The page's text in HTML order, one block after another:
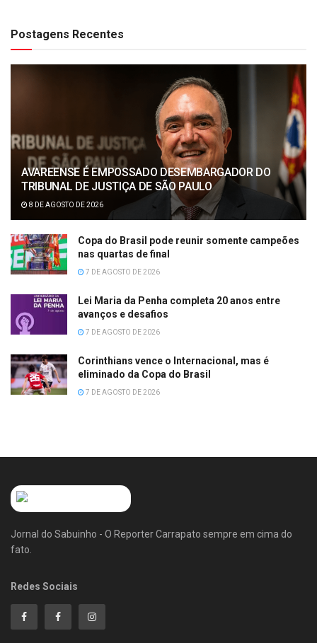
Postagens Recentes
AVAREENSE É EMPOSSADO DESEMBARGADOR DO
TRIBUNAL DE JUSTIÇA DE SÃO PAULO
8 DE AGOSTO DE 2026
Copa do Brasil pode reunir somente campeões
nas quartas de final
7 DE AGOSTO DE 2026
Lei Maria da Penha completa 20 anos entre
avanços e desafios
7 DE AGOSTO DE 2026
Corinthians vence o Internacional, mas é
eliminado da Copa do Brasil
7 DE AGOSTO DE 2026
Jornal do Sabuinho - O Reporter Carrapato sempre em cima do
fato.
Redes Sociais